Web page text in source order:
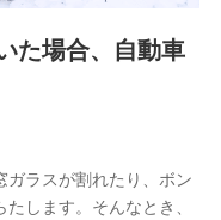
情報
るもしくは委託を受
の他に関する情報を提
め
務を行うため
た場合、自動車
ガラスが割れたり、ボン
します。そんなとき、